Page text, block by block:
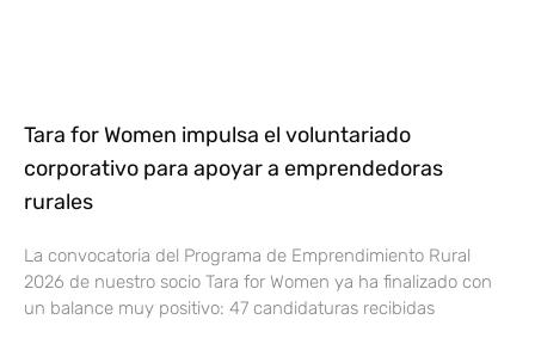
Tara for Women impulsa el voluntariado
corporativo para apoyar a emprendedoras
rurales
La convocatoria del Programa de Emprendimiento Rural
2026 de nuestro socio Tara for Women ya ha finalizado con
un balance muy positivo: 47 candidaturas recibidas